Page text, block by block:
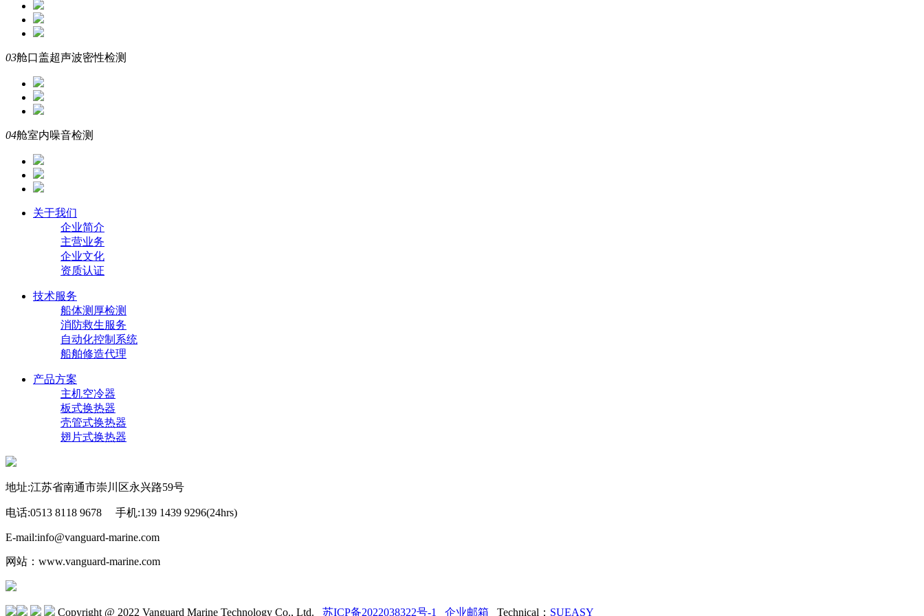
03舱口盖超声波密性检测
04舱室内噪音检测
关于我们
企业简介
主营业务
企业文化
资质认证
技术服务
船体测厚检测
消防救生服务
自动化控制系统
船舶修造代理
产品方案
主机空冷器
板式换热器
壳管式换热器
翅片式换热器
地址:江苏省南通市崇川区永兴路59号
电话:0513 8118 9678 手机:139 1439 9296(24hrs)
E-mail:info@vanguard-marine.com
网站：www.vanguard-marine.com
Copyright @ 2022 Vanguard Marine Technology Co., Ltd. 苏ICP备2022038322号-1 企业邮箱 Technical： SUEASY